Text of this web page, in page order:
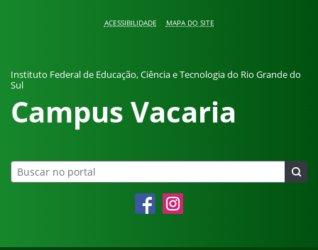
ACESSIBILIDADE MAPA DO SITE
Instituto Federal de Educação, Ciência e Tecnologia do Rio Grande do
Sul
Campus Vacaria
FacebookInstagram